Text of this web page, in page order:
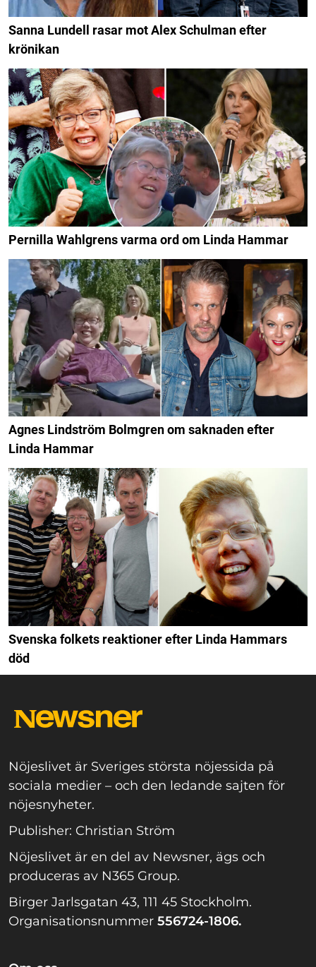
Sanna Lundell rasar mot Alex Schulman efter
krönikan
Pernilla Wahlgrens varma ord om Linda Hammar
Agnes Lindström Bolmgren om saknaden efter
Linda Hammar
Svenska folkets reaktioner efter Linda Hammars
död
Nöjeslivet är Sveriges största nöjessida på
sociala medier – och den ledande sajten för
nöjesnyheter.
Publisher: Christian Ström
Nöjeslivet är en del av Newsner, ägs och
produceras av N365 Group.
Birger Jarlsgatan 43, 111 45 Stockholm.
Organisationsnummer 556724-1806.